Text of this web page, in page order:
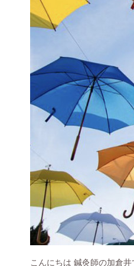
こんにちは 鍼灸師の加倉